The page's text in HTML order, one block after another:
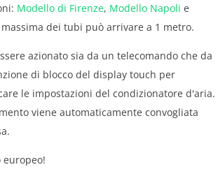
Modello di Firenze, Modello Napoli e
dei tubi può arrivare a 1 metro.
azionato sia da un telecomando che da
di blocco del display touch per
le impostazioni del condizionatore d'aria.
viene automaticamente convogliata